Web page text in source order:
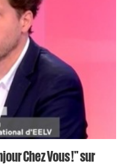
Chez Vous !" sur